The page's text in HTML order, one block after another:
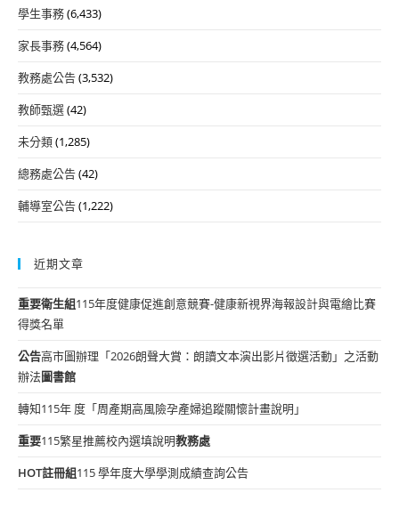
學生事務(6,433)
家長事務(4,564)
教務處公告(3,532)
教師甄選(42)
未分類(1,285)
總務處公告(42)
輔導室公告(1,222)
近期文章
重要衛生組115年度健康促進創意競賽-健康新視界海報設計與電繪比賽
得獎名單
公告高市圖辦理「2026朗聲大賞：朗讀文本演出影片徵選活動」之活動
辦法圖書館
轉知115年 度「周產期高風險孕產婦追蹤關懷計畫說明」
重要115繁星推薦校內選填說明教務處
HOT註冊組115 學年度大學學測成績查詢公告